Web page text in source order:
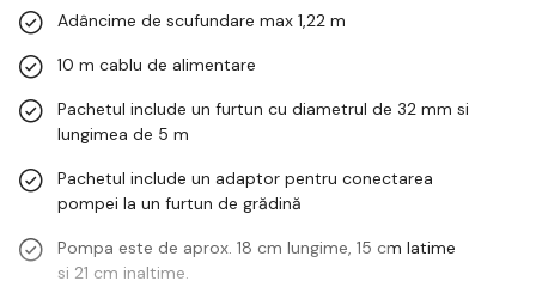
Adâncime de scufundare max 1,22 m
10 m cablu de alimentare
Pachetul include un furtun cu diametrul de 32 mm si
lungimea de 5 m
Pachetul include un adaptor pentru conectarea
pompei la un furtun de grădină
Pompa este de aprox. 18 cm lungime, 15 cm latime
si 21 cm inaltime.